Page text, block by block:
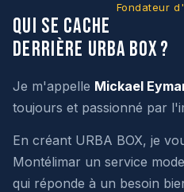
Fondateur
Qui se cache
derrière URBA BOX ?
Je m'appelle Mickael
toujours et passionné par
En créant URBA BOX, je
Montélimar un service
qui réponde à un besoin